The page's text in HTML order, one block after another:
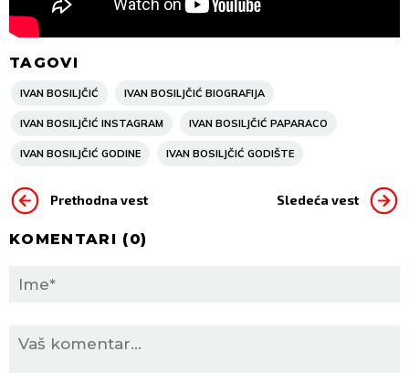
TAGOVI
IVAN BOSILJČIĆ IVAN BOSILJČIĆ BIOGRAFIJA
IVAN BOSILJČIĆ INSTAGRAM IVAN BOSILJČIĆ PAPARACO
IVAN BOSILJČIĆ GODINE IVAN BOSILJČIĆ GODIŠTE
Prethodna vest Sledeća vest
KOMENTARI (0)